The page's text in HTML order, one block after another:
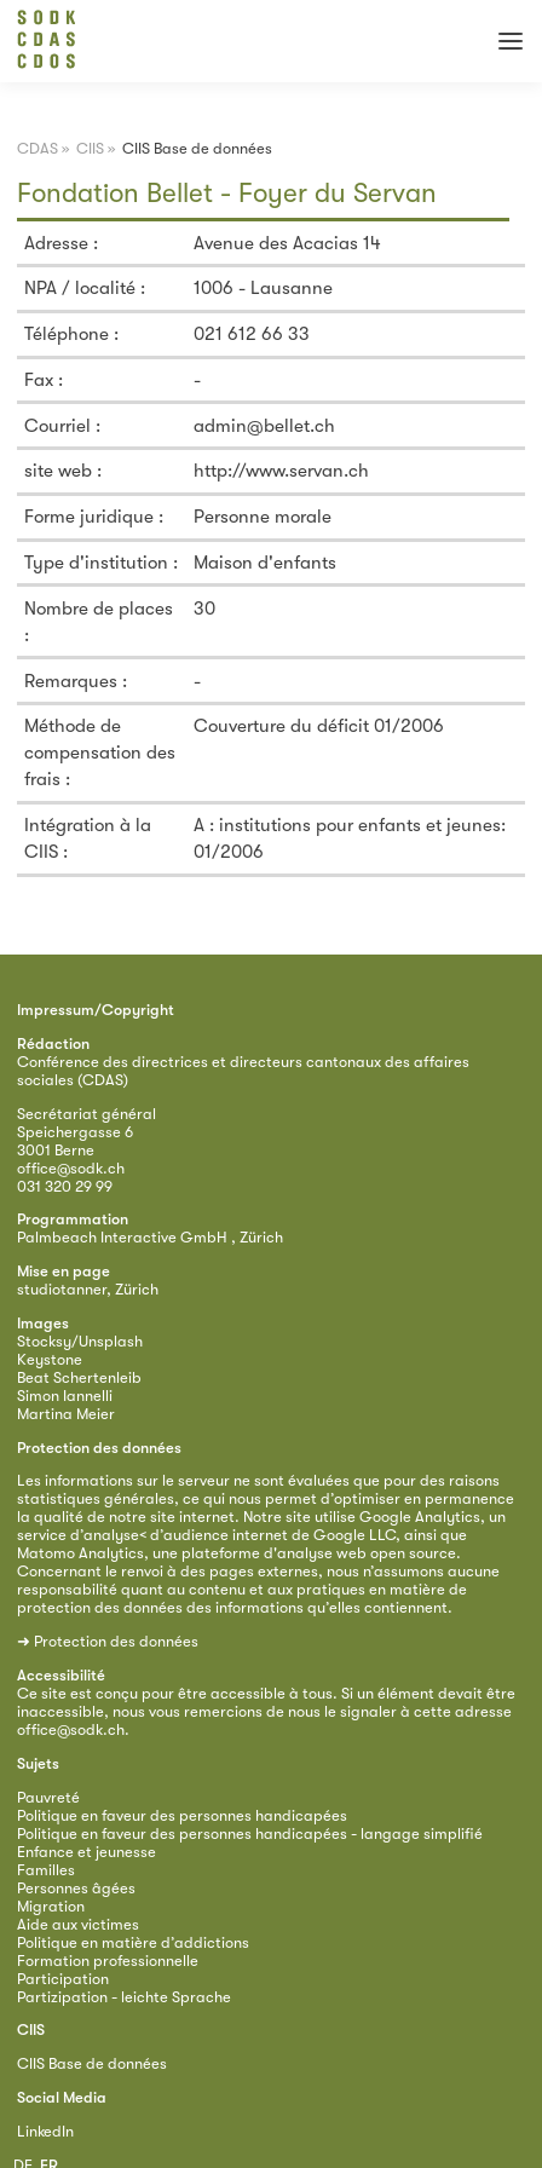
CDAS » CIIS » CIIS Base de données
Fondation Bellet - Foyer du Servan
Adresse : Avenue des Acacias 14
NPA / localité : 1006 - Lausanne
Téléphone : 021 612 66 33
Fax : -
Courriel : admin@bellet.ch
site web : http://www.servan.ch
Forme juridique : Personne morale
Type d'institution : Maison d'enfants
Nombre de places
:
30
Remarques : -
Méthode de
compensation des
frais :
Couverture du déficit 01/2006
Intégration à la
CIIS :
A : institutions pour enfants et jeunes:
01/2006
Impressum/Copyright
Rédaction
Conférence des directrices et directeurs cantonaux des affaires
sociales (CDAS)
Secrétariat général
Speichergasse 6
3001 Berne
office@sodk.ch
031 320 29 99
Programmation
Palmbeach Interactive GmbH , Zürich
Mise en page
studiotanner, Zürich
Images
Stocksy/Unsplash
Keystone
Beat Schertenleib
Simon Iannelli
Martina Meier
Protection des données
Les informations sur le serveur ne sont évaluées que pour des raisons
statistiques générales, ce qui nous permet d’optimiser en permanence
la qualité de notre site internet. Notre site utilise Google Analytics, un
service d’analyse< d’audience internet de Google LLC, ainsi que
Matomo Analytics, une plateforme d'analyse web open source.
Concernant le renvoi à des pages externes, nous n’assumons aucune
responsabilité quant au contenu et aux pratiques en matière de
protection des données des informations qu’elles contiennent.
➜ Protection des données
Accessibilité
Ce site est conçu pour être accessible à tous. Si un élément devait être
inaccessible, nous vous remercions de nous le signaler à cette adresse
office@sodk.ch.
Sujets
Pauvreté
Politique en faveur des personnes handicapées
Politique en faveur des personnes handicapées - langage simplifié
Enfance et jeunesse
Familles
Personnes âgées
Migration
Aide aux victimes
Politique en matière d’addictions
Formation professionnelle
Participation
Partizipation - leichte Sprache
CIIS
CIIS Base de données
Social Media
LinkedIn